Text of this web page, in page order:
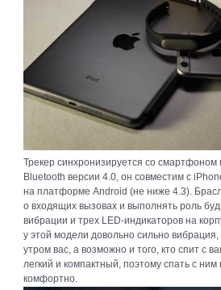
Трекер синхронизируется со
Bluetooth версии 4.0, он совместим с
на платформе Android (не ниже 4.3).
о входящих вызовах и выполнять роль
вибрации и трех LED-индикаторов на
у этой модели довольно сильно
утром вас, а возможно и того, кто спит с
легкий и компактный, поэтому спать с ним
комфортно.